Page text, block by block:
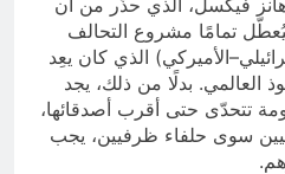
تمامًا مشروع التحالف
الذي كان يعِد
العالمي. بدلًا من ذلك، يجد
تتحدّى حتى أقرب أصدقائها،
سوى حلفاء ظرفيين، يجب